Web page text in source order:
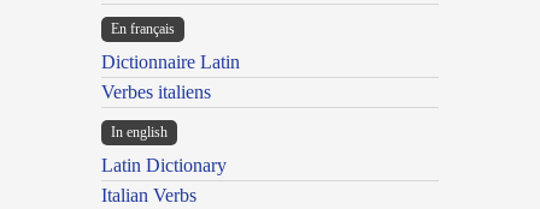
En français
Dictionnaire Latin
Verbes italiens
In english
Latin Dictionary
Italian Verbs